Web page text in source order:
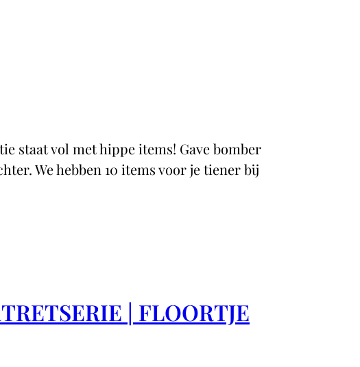
staat vol met hippe items! Gave bomber
We hebben 10 items voor je tiener bij
| FLOORTJE